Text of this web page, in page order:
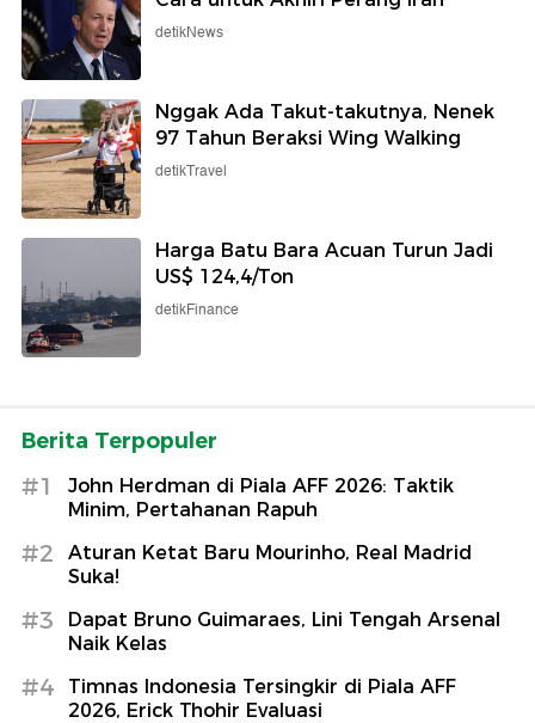
detikNews
Nggak Ada Takut-takutnya, Nenek
97 Tahun Beraksi Wing Walking
detikTravel
Harga Batu Bara Acuan Turun Jadi
US$ 124,4/Ton
detikFinance
Berita Terpopuler
#1
John Herdman di Piala AFF 2026: Taktik
Minim, Pertahanan Rapuh
#2
Aturan Ketat Baru Mourinho, Real Madrid
Suka!
#3
Dapat Bruno Guimaraes, Lini Tengah Arsenal
Naik Kelas
#4
Timnas Indonesia Tersingkir di Piala AFF
2026, Erick Thohir Evaluasi